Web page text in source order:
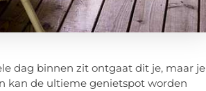
dag binnen zit ontgaat dit je, maar je
kan de ultieme genietspot worden